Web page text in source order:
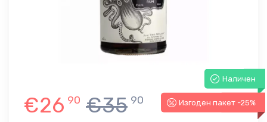
Наличен
-25%
Изгоден пакет -25%
€26 90 €35 90